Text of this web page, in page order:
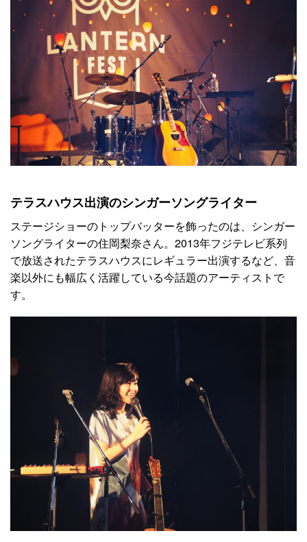
テラスハウス出演のシンガーソングライター
ステージショーのトップバッターを飾ったのは、シンガー
ソングライターの住岡梨奈さん。2013年フジテレビ系列
で放送されたテラスハウスにレギュラー出演するなど、音
楽以外にも幅広く活躍している今話題のアーティストで
す。